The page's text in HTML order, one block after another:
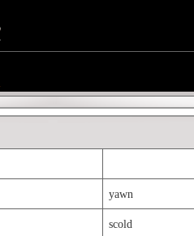
yawn
scold